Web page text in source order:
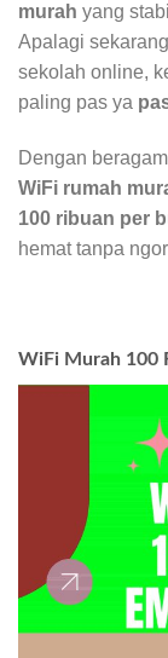
murah yang
Apalagi
sekolah online,
paling pas ya
Dengan
WiFi rumah
100 ribuan per
hemat tanpa
WiFi Murah 100